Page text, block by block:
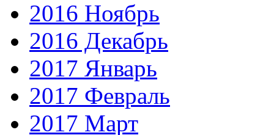
2016 Ноябрь
2016 Декабрь
2017 Январь
2017 Февраль
2017 Март